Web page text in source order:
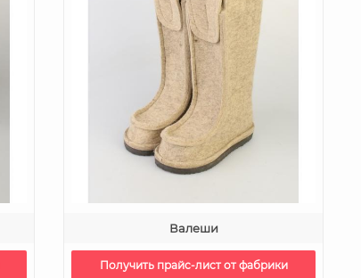
Валеши
Получить прайс-лист от фабрики